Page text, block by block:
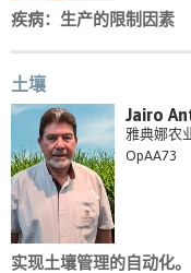
疾病：生产的限制因素
土壤
Jairo
雅典娜农
OpAA73
实现土壤管理的自动化。